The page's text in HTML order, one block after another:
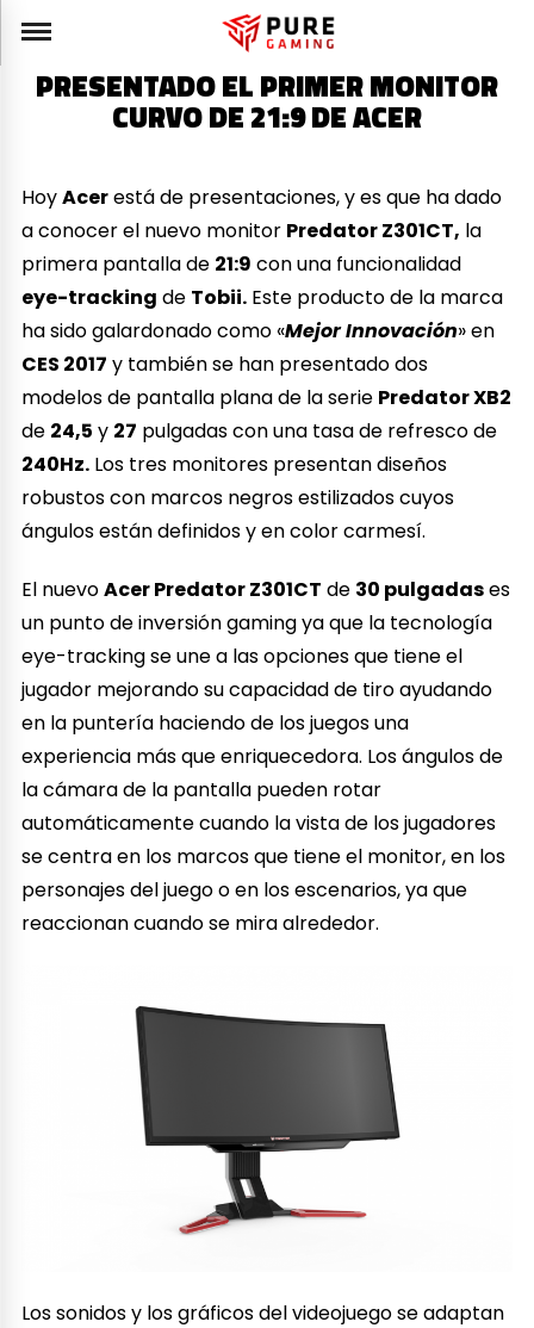
PRESENTADO EL PRIMER MONITOR
CURVO DE 21:9 DE ACER
HoyAcerestá de presentaciones, y es que ha dado
a conocer el nuevo monitor Predator Z301CT, la
primera pantalla de 21:9 con una funcionalidad
eye-tracking de Tobii. Este producto de la marca
ha sido galardonado como «Mejor Innovación» en
CES 2017 y también se han presentado dos
modelos de pantalla plana de la serie Predator XB2
de 24,5 y 27 pulgadas con una tasa de refresco de
240Hz. Los tres monitores presentan diseños
robustos con marcos negros estilizados cuyos
ángulos están definidos y en color carmesí.
El nuevoAcer Predator Z301CT de 30 pulgadases
un punto de inversión gaming ya que la tecnología
eye-tracking se une a las opciones que tiene el
jugador mejorando su capacidad de tiro ayudando
en la puntería haciendo de los juegos una
experiencia más que enriquecedora. Los ángulos de
la cámara de la pantalla pueden rotar
automáticamente cuando la vista de los jugadores
se centra en los marcos que tiene el monitor, en los
personajes del juego o en los escenarios, ya que
reaccionan cuando se mira alrededor.
Los sonidos y los gráficos del videojuego se adaptan